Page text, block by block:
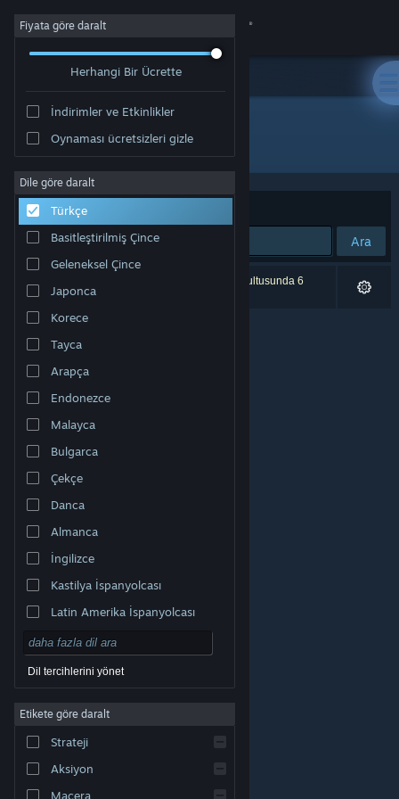
Giriş yap
Hakkında
Destek
Dili değiştir
Steam mobil uygulamasını yükle
Masaüstü internet sitesini görüntüle
markalar, ABD ve diğer ülkelerde ilgili sahiplerinin
Erişilebilirlik |
Çerezler
Fiyata göre daralt
Herhangi Bir Ücrette
İndirimler ve Etkinlikler
Oynaması ücretsizleri gizle
Dile göre daralt
Türkçe
Basitleştirilmiş Çince
Geleneksel Çince
Japonca
Korece
Tayca
Arapça
Endonezce
Malayca
Bulgarca
Çekçe
Danca
Almanca
İngilizce
Kastilya İspanyolcası
Latin Amerika İspanyolcası
Dil tercihlerini yönet
Etikete göre daralt
Strateji
Aksiyon
Macera
Geliştirici: Llamasoft Ltd.
Sırala Uygunluk
Ara
0 sonuç aramanızla eşleşiyor. Tercihleriniz doğrultusunda 6
ürün dâhil edilmedi.